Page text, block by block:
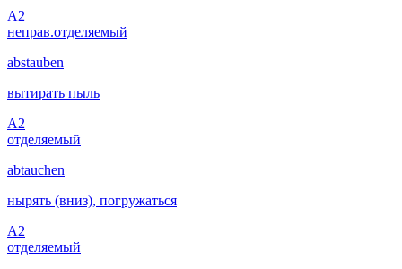
A2
неправ.отделяемый
abstauben
вытирать пыль
A2
отделяемый
abtauchen
нырять (вниз), погружаться
A2
отделяемый